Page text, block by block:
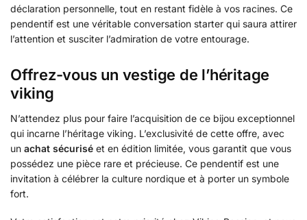
déclaration personnelle, tout en restant fidèle à vos racines. Ce
pendentif est une véritable conversation starter qui saura attirer
l’attention et susciter l’admiration de votre entourage.
Offrez-vous un vestige de l’héritage
viking
N’attendez plus pour faire l’acquisition de ce bijou exceptionnel
qui incarne l’héritage viking. L’exclusivité de cette offre, avec
un achat sécurisé et en édition limitée, vous garantit que vous
possédez une pièce rare et précieuse. Ce pendentif est une
invitation à célébrer la culture nordique et à porter un symbole
fort.